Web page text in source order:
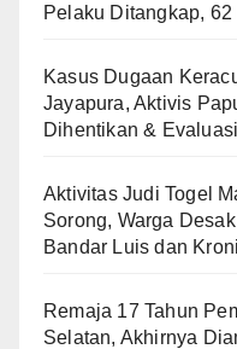
Pelaku Ditangkap,
Kasus Dugaan
Jayapura, Aktivis
Dihentikan &
Aktivitas Judi Togel
Sorong, Warga
Bandar Luis dan
Remaja 17 Tahun
Selatan, Akhirnya